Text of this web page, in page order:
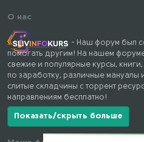
О нас
- Наш форум был
помогать другим! На нашем
свежие и популярные курсы,
по заработку, различные мануалы
слитые складчины с торрент
направлениям бесплатно!
Показать/скрыть больше